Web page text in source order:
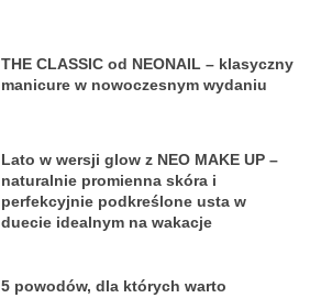
THE CLASSIC od NEONAIL – klasyczny
manicure w nowoczesnym wydaniu
Lato w wersji glow z NEO MAKE UP –
naturalnie promienna skóra i
perfekcyjnie podkreślone usta w
duecie idealnym na wakacje
5 powodów, dla których warto